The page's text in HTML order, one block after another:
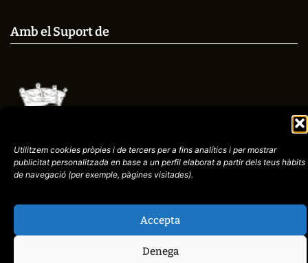
Utilitzem cookies pròpies i de tercers per a fins analítics i per mostrar
publicitatpersonalitzada en base a un perfil elaborat a partir dels teus hàbits
de navegació (perexemple, pàgines visitades).
Accepta
Denega
Amb el Suport de
Avís
Política de
web deplacid.cat